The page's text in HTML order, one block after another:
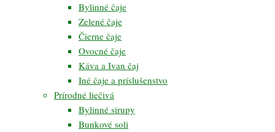
Bylinné čaje
Zelené čaje
Čierne čaje
Ovocné čaje
Káva a Ivan čaj
Iné čaje a príslušenstvo
Prírodné liečivá
Bylinné sirupy
Bunkové soli